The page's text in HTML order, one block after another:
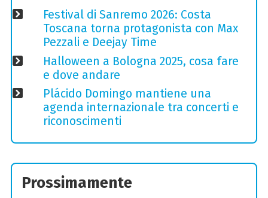
Festival di Sanremo 2026: Costa
Toscana torna protagonista con Max
Pezzali e Deejay Time
Halloween a Bologna 2025, cosa fare
e dove andare
Plácido Domingo mantiene una
agenda internazionale tra concerti e
riconoscimenti
Prossimamente